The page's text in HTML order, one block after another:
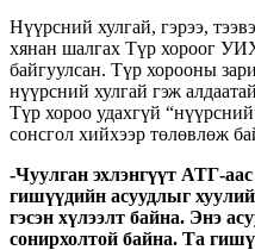
Нүүрсний хулгай, гэрээ,
хянан шалгах Түр хороог
байгуулсан. Түр хорооны
нүүрсний хулгай гэж
Түр хороо удахгүй
сонсгол хийхээр төлөвлөж
-Чуулган эхлэнгүүт АТГ-
гишүүдийн асуудлыг
гэсэн хүлээлт байна. Энэ
сонирхолтой байна. Та